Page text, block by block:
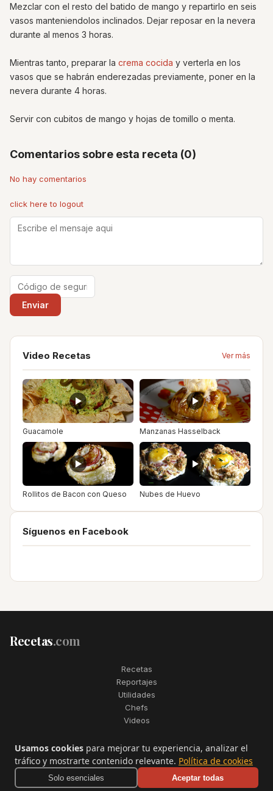
Mezclar con el resto del batido de mango y repartirlo en seis
vasos manteniendolos inclinados. Dejar reposar en la nevera
durante al menos 3 horas.
Mientras tanto, preparar la crema cocida y verterla en los
vasos que se habrán enderezadas previamente, poner en la
nevera durante 4 horas.
Servir con cubitos de mango y hojas de tomillo o menta.
Comentarios sobre esta receta (0)
No hay comentarios
click here to logout
Video Recetas Ver más
Guacamole Manzanas Hasselback
Rollitos de Bacon con Queso Nubes de Huevo
Síguenos en Facebook
Recetas.com
Recetas
Reportajes
Utilidades
Chefs
Videos
2006–2026. Todos los derechos reservados. Recetas.com es una
marca registrada de Telfo Networks S.L.
Aviso legal·Condiciones de uso·Contactar
Usamos cookies para mejorar tu experiencia, analizar el
tráfico y mostrarte contenido relevante. Política de cookies
Solo esenciales Aceptar todas